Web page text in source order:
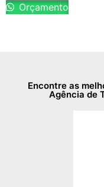
Orçamento
Encontre as
Agência de